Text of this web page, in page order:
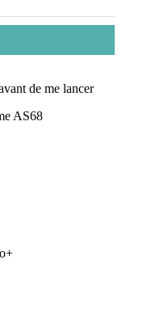
de me lancer
AS68